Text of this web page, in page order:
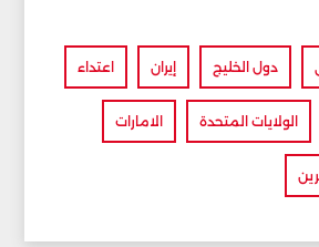
دول الخليج إيران اعتداء
الولايات المتحدة الامارات